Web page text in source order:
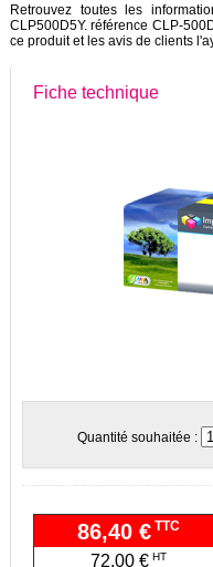
Retrouvez toutes les
CLP500D5Y. référence CLP-
ce produit et les avis de clients
Fiche technique
Quantité souhaitée :
86,40 €TTC
72,00 €HT